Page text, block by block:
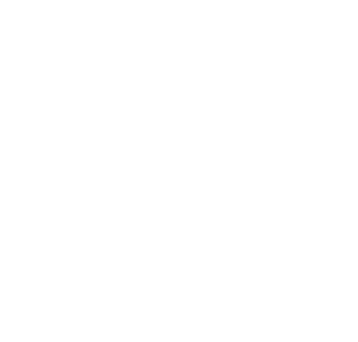
sau terasa.